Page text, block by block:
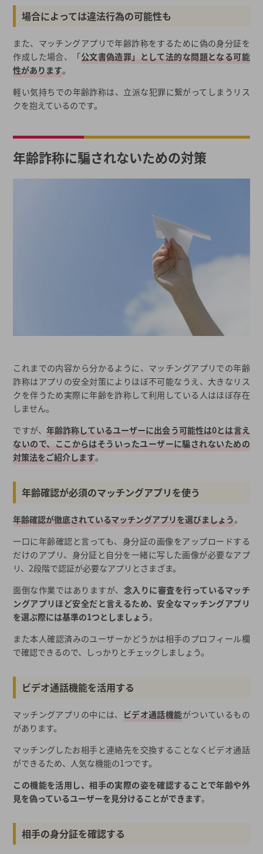
場合によっては違法行為の可能性も
また、マッチングアプリで年齢詐称をするために偽の身分証を
作成した場合、「公文書偽造罪」として法的な問題となる可能
性があります。
軽い気持ちでの年齢詐称は、立派な犯罪に繋がってしまうリス
クを抱えているのです。
年齢詐称に騙されないための対策
これまでの内容から分かるように、マッチングアプリでの年齢
詐称はアプリの安全対策によりほぼ不可能なうえ、大きなリス
クを伴うため実際に年齢を詐称して利用している人はほぼ存在
しません。
ですが、 年齢詐称しているユーザーに出会う可能性は0とは言え
ないので、ここからはそういったユーザーに騙されないための
対策法をご紹介します。
年齢確認が必須のマッチングアプリを使う
年齢確認が徹底されているマッチングアプリを選びましょう。
一口に年齢確認と言っても、身分証の画像をアップロードする
だけのアプリ、身分証と自分を一緒に写した画像が必要なアプ
リ、2段階で認証が必要なアプリとさまざま。
面倒な作業ではありますが、 念入りに審査を行っているマッチ
ングアプリほど安全だと言えるため、安全なマッチングアプリ
を選ぶ際には基準の1つとしましょう。
また本人確認済みのユーザーかどうかは相手のプロフィール欄
で確認できるので、しっかりとチェックしましょう。
ビデオ通話機能を活用する
マッチングアプリの中には、 ビデオ通話機能がついているもの
があります。
マッチングしたお相手と連絡先を交換することなくビデオ通話
ができるため、人気な機能の1つです。
この機能を活用し、相手の実際の姿を確認することで年齢や外
見を偽っているユーザーを見分けることができます。
相手の身分証を確認する